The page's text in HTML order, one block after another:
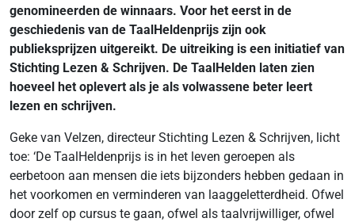
genomineerden de winnaars. Voor het eerst in de
geschiedenis van de TaalHeldenprijs zijn ook
publieksprijzen uitgereikt. De uitreiking is een initiatief van
Stichting Lezen & Schrijven. De TaalHelden laten zien
hoeveel het oplevert als je als volwassene beter leert
lezen en schrijven.
Geke van Velzen, directeur Stichting Lezen & Schrijven, licht
toe: ‘De TaalHeldenprijs is in het leven geroepen als
eerbetoon aan mensen die iets bijzonders hebben gedaan in
het voorkomen en verminderen van laaggeletterdheid. Ofwel
door zelf op cursus te gaan, ofwel als taalvrijwilliger, ofwel